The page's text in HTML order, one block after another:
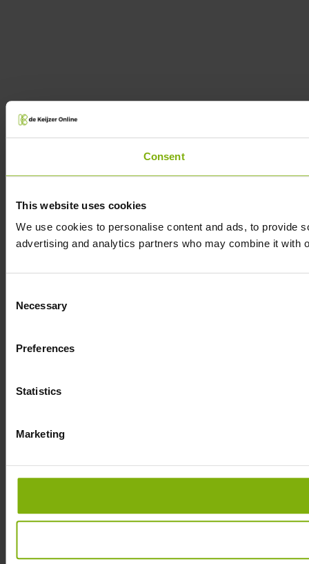
Consent
This website uses cookies
We use cookies to personalise content and ads, to provide
advertising and analytics partners who may combine it with
Selection
Necessary
Preferences
Statistics
Marketing